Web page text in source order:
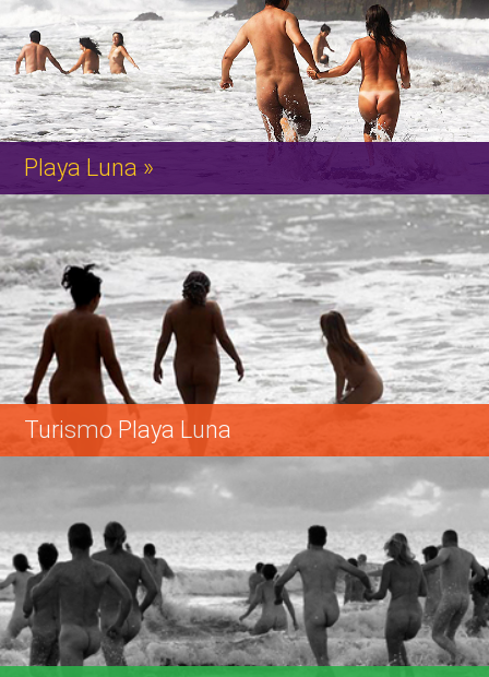
En la Prensa
La Agrupación Naturista de Chile, ( ANACHI ) creada en 1998 con
la intención de formalizar la existencia, desarrollo y cuidado
permanente de una playa Nudista organizada en Chile, basada en
los planteamientos del Naturismo Internacional.
Playa Luna »
Playa Luna es la única playa Nudista-Naturista de Chile, se
encuentra en la comuna de Puchuncaví.
Turismo Playa Luna
Servicios, información turística, viajes especiales a Playa Luna,
Tours.